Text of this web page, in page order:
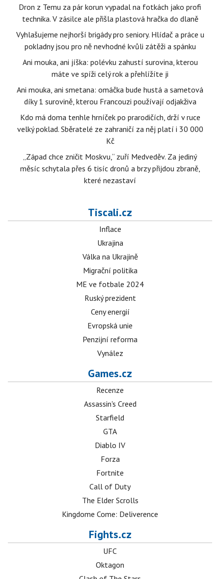
Dron z Temu za pár korun vypadal na fotkách jako profi
technika. V zásilce ale přišla plastová hračka do dlaně
Vyhlašujeme nejhorší brigády pro seniory. Hlídač a práce u
pokladny jsou pro ně nevhodné kvůli zátěži a spánku
Ani mouka, ani jíška: polévku zahustí surovina, kterou
máte ve spíži celý rok a přehlížíte ji
Ani mouka, ani smetana: omáčka bude hustá a sametová
díky 1 surovině, kterou Francouzi používají odjakživa
Kdo má doma tenhle hrníček po prarodičích, drží v ruce
velký poklad. Sběratelé ze zahraničí za něj platí i 30 000
Kč
„Západ chce zničit Moskvu,“ zuří Medveděv. Za jediný
měsíc schytala přes 6 tisíc dronů a brzy přijdou zbraně,
které nezastaví
Tiscali.cz
Inflace
Ukrajina
Válka na Ukrajině
Migrační politika
ME ve fotbale 2024
Ruský prezident
Ceny energií
Evropská unie
Penzijní reforma
Vynález
Games.cz
Recenze
Assassin's Creed
Starfield
GTA
Diablo IV
Forza
Fortnite
Call of Duty
The Elder Scrolls
Kingdome Come: Deliverence
Fights.cz
UFC
Oktagon